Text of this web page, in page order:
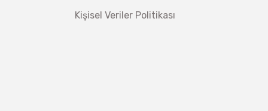
Kişisel Veriler Politikası